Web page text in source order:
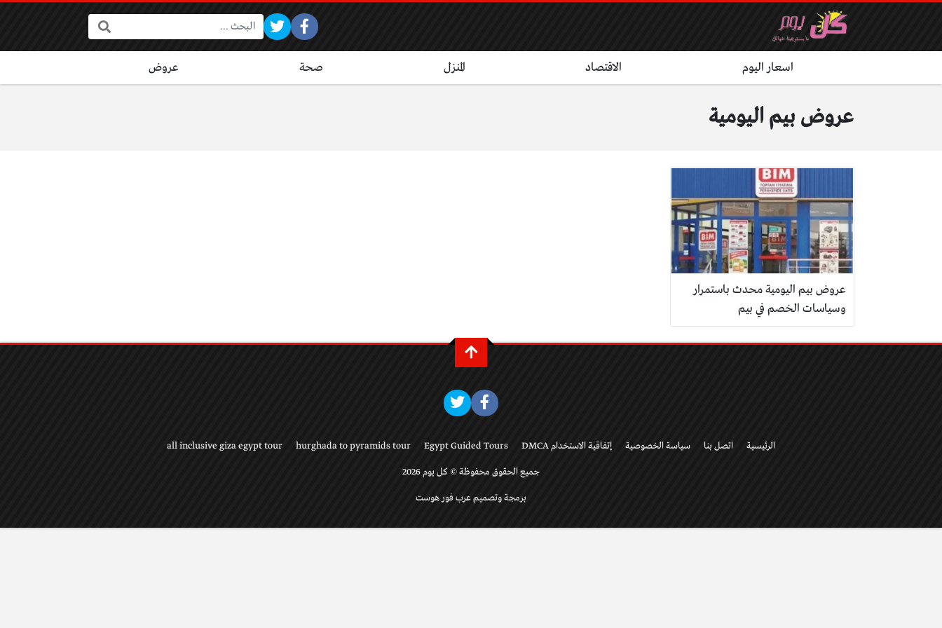
البحث:
اسعار اليوم الاقتصاد المنزل صحة عروض
عروض بيم اليومية
عروض بيم اليومية محدث باستمرار
وسياسات الخصم في بيم
الرئيسية اتصل بنا سياسة الخصوصية إتفاقية الاستخدام DMCA Egypt Guided Tours
hurghada to pyramids tour
all inclusive giza egypt tour
جميع الحقوق محفوظة © كل يوم 2026
برمجة وتصميم عرب فور هوست